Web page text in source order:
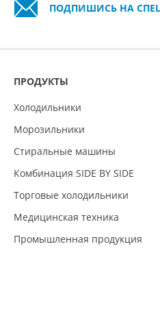
ПОДПИШИСЬ НА
ПРОДУКТЫ
Холодильники
Морозильники
Стиральные машины
Комбинация SIDE BY SIDE
Торговые холодильники
Медицинская техника
Промышленная продукция